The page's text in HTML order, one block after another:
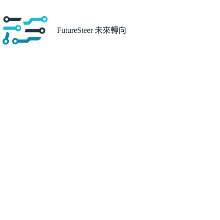
至
主
要
FutureSteer 未來轉向